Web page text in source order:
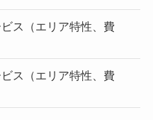
ス（エリア特性、費
ス（エリア特性、費